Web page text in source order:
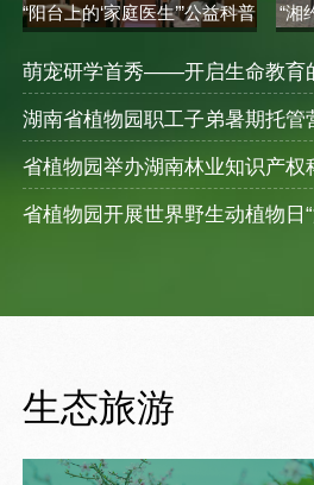
“阳台上的‘家庭医生’”公益科普
“湘
生态旅游